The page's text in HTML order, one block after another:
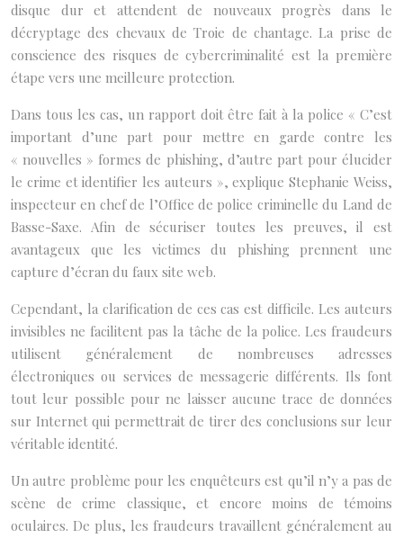
disque dur et attendent de nouveaux progrès dans le
décryptage des chevaux de Troie de chantage. La prise de
conscience des risques de cybercriminalité est la première
étape vers une meilleure protection.
Dans tous les cas, un rapport doit être fait à la police « C’est
important d’une part pour mettre en garde contre les
« nouvelles » formes de phishing, d’autre part pour élucider
le crime et identifier les auteurs », explique Stephanie Weiss,
inspecteur en chef de l’Office de police criminelle du Land de
Basse-Saxe. Afin de sécuriser toutes les preuves, il est
avantageux que les victimes du phishing prennent une
capture d’écran du faux site web.
Cependant, la clarification de ces cas est difficile. Les auteurs
invisibles ne facilitent pas la tâche de la police. Les fraudeurs
utilisent généralement de nombreuses adresses
électroniques ou services de messagerie différents. Ils font
tout leur possible pour ne laisser aucune trace de données
sur Internet qui permettrait de tirer des conclusions sur leur
véritable identité.
Un autre problème pour les enquêteurs est qu’il n’y a pas de
scène de crime classique, et encore moins de témoins
oculaires. De plus, les fraudeurs travaillent généralement au